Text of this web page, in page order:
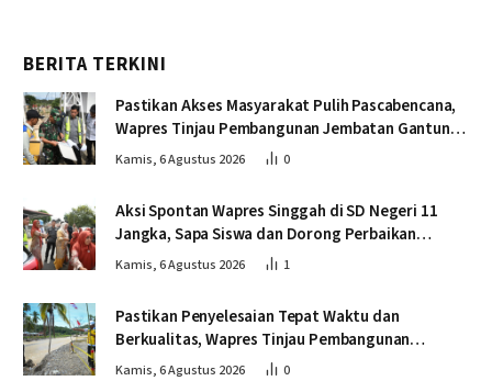
BERITA TERKINI
Pastikan Akses Masyarakat Pulih Pascabencana,
Wapres Tinjau Pembangunan Jembatan Gantung
Kendawi
Kamis, 6 Agustus 2026 0
Aksi Spontan Wapres Singgah di SD Negeri 11
Jangka, Sapa Siswa dan Dorong Perbaikan
Sekolah
Kamis, 6 Agustus 2026 1
Pastikan Penyelesaian Tepat Waktu dan
Berkualitas, Wapres Tinjau Pembangunan
Jembatan Lumut
Kamis, 6 Agustus 2026 0